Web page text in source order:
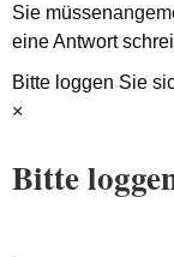
Sie müssen
eine Antwort
Bitte loggen Sie
×
Bitte